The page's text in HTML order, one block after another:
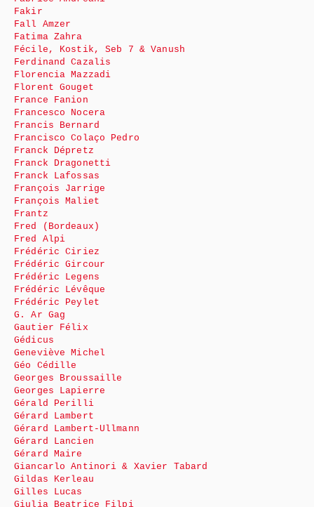
Fakir
Fall Amzer
Fatima Zahra
Fécile, Kostik, Seb 7 & Vanush
Ferdinand Cazalis
Florencia Mazzadi
Florent Gouget
France Fanion
Francesco Nocera
Francis Bernard
Francisco Colaço Pedro
Franck Dépretz
Franck Dragonetti
Franck Lafossas
François Jarrige
François Maliet
Frantz
Fred (Bordeaux)
Fred Alpi
Frédéric Ciriez
Frédéric Gircour
Frédéric Legens
Frédéric Lévêque
Frédéric Peylet
G. Ar Gag
Gautier Félix
Gédicus
Geneviève Michel
Géo Cédille
Georges Broussaille
Georges Lapierre
Gérald Perilli
Gérard Lambert
Gérard Lambert-Ullmann
Gérard Lancien
Gérard Maire
Giancarlo Antinori & Xavier Tabard
Gildas Kerleau
Gilles Lucas
Giulia Beatrice Filpi